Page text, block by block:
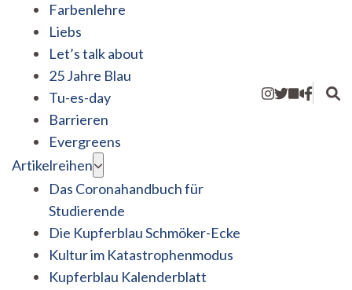
Farbenlehre
Liebs
Let’s talk about
25 Jahre Blau
Tu-es-day
Barrieren
Evergreens
Artikelreihen
Das Coronahandbuch für
Studierende
Die Kupferblau Schmöker-Ecke
Kultur im Katastrophenmodus
Kupferblau Kalenderblatt